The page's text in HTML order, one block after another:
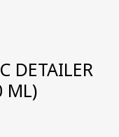
DETAILER
ML)